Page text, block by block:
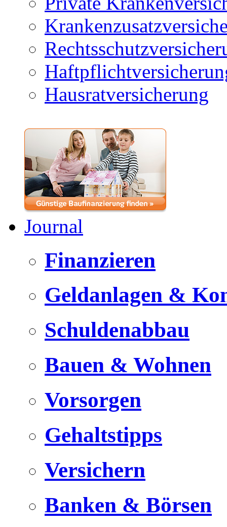
Hausratversicherung
Journal
Finanzieren
Geldanlagen &
Schuldenabbau
Bauen & Wohnen
Vorsorgen
Gehaltstipps
Versichern
Banken & Börsen